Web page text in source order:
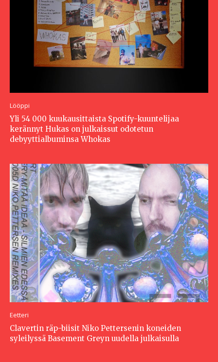
Lööppi
Yli 54 000 kuukausittaista Spotify-kuuntelijaa
kerännyt Hukas on julkaissut odotetun
debyyttialbuminsa Whokas
Eetteri
Clavertin räp-biisit Niko Pettersenin koneiden
syleilyssä Basement Greyn uudella julkaisulla